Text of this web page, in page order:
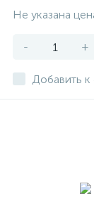
Не указана
- +
Добавить